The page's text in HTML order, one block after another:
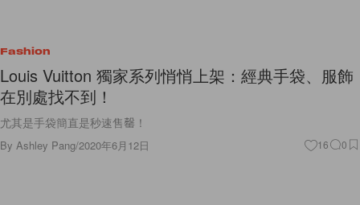
Fashion
Louis Vuitton 獨家系列悄悄上架：經典手袋、服飾
在別處找不到！
尤其是手袋簡直是秒速售罄！
By Ashley Pang/2020年6月12日 16 0